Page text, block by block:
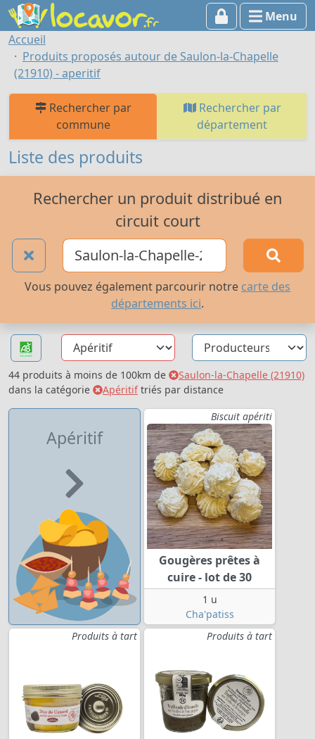
Menu
Accueil
Produits proposés autour de Saulon-la-Chapelle
(21910) - aperitif
Rechercher par
commune
Rechercher par
département
Liste des produits
Rechercher un produit distribué en
circuit court
Vous pouvez également parcourir notre carte des
départements ici.
44 produits à moins de 100km de
Saulon-la-Chapelle (21910)
dans la catégorie
Apéritiftriés par distance
Apéritif
Biscuit apériti
Gougères prêtes à
cuire - lot de 30
1 u
Cha'patiss
Produits à tart
Produits à tart